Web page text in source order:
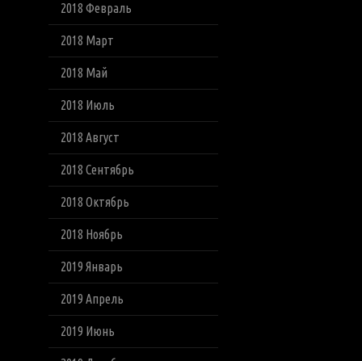
2018 Февраль
2018 Март
2018 Май
2018 Июль
2018 Август
2018 Сентябрь
2018 Октябрь
2018 Ноябрь
2019 Январь
2019 Апрель
2019 Июнь